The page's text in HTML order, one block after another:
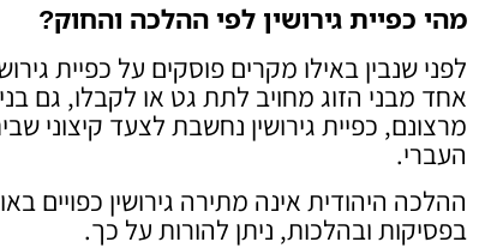
מהי כפיית גירושין לפי ההלכה והחוק?
לפני שנבין באילו מקרים פוסקים על כפיית
אחד מבני הזוג מחויב לתת גט או לקבלו, גם
מרצונם, כפיית גירושין נחשבת לצעד קיצוני
העברי.
ההלכה היהודית אינה מתירה גירושין כפויים
בפסיקות ובהלכות, ניתן להורות על כך.